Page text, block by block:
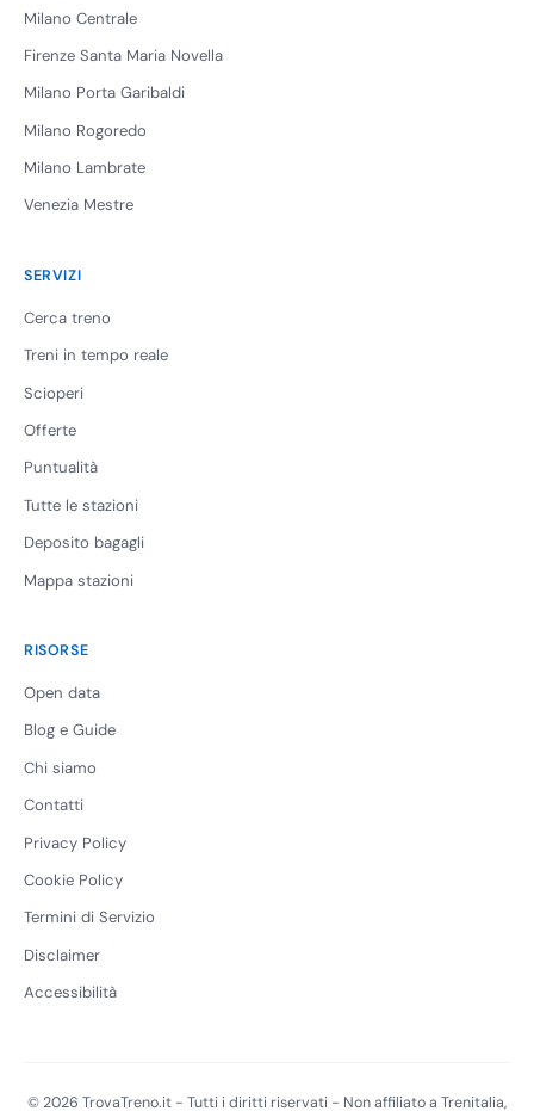
Milano Centrale
Firenze Santa Maria Novella
Milano Porta Garibaldi
Milano Rogoredo
Milano Lambrate
Venezia Mestre
SERVIZI
Cerca treno
Treni in tempo reale
Scioperi
Offerte
Puntualità
Tutte le stazioni
Deposito bagagli
Mappa stazioni
RISORSE
Open data
Blog e Guide
Chi siamo
Contatti
Privacy Policy
Cookie Policy
Termini di Servizio
Disclaimer
Accessibilità
© 2026 TrovaTreno.it - Tutti i diritti riservati - Non affiliato a Trenitalia,